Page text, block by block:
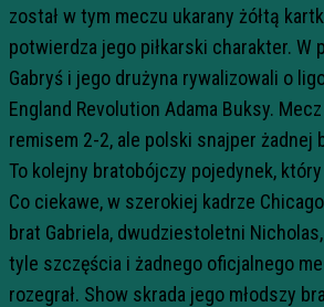
został w tym meczu ukarany żółtą
potwierdza jego piłkarski charakter. W
Gabryś i jego drużyna rywalizowali o
England Revolution Adama Buksy.
remisem 2-2, ale polski snajper żadnej
To kolejny bratobójczy pojedynek, który
Co ciekawe, w szerokiej kadrze
brat Gabriela, dwudziestoletni
tyle szczęścia i żadnego oficjalnego
rozegrał. Show skrada jego młodszy